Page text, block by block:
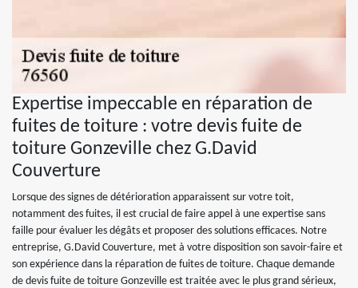
Expertise impeccable en réparation de
fuites de toiture : votre devis fuite de
toiture Gonzeville chez G.David
Couverture
Lorsque des signes de détérioration apparaissent sur votre toit,
notamment des fuites, il est crucial de faire appel à une expertise sans
faille pour évaluer les dégâts et proposer des solutions efficaces. Notre
entreprise, G.David Couverture, met à votre disposition son savoir-faire et
son expérience dans la réparation de fuites de toiture. Chaque demande
de devis fuite de toiture Gonzeville est traitée avec le plus grand sérieux,